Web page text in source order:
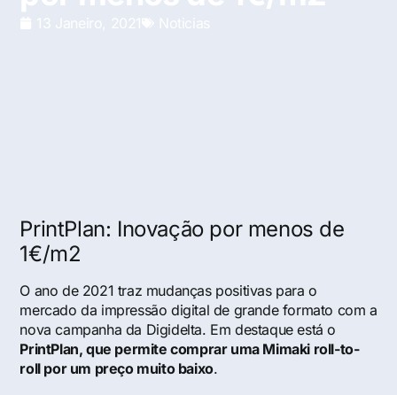
13 Janeiro, 2021 Noticias
PrintPlan: Inovação por menos de
1€/m2
O ano de 2021 traz mudanças positivas para o
mercado da impressão digital de grande formato com a
nova campanha da Digidelta. Em destaque está o
PrintPlan, que permite comprar uma Mimaki roll-to-
roll por um preço muito baixo.